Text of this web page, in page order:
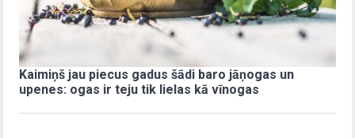
Kaimiņš jau piecus gadus šādi baro jāņogas un
upenes: ogas ir teju tik lielas kā vīnogas